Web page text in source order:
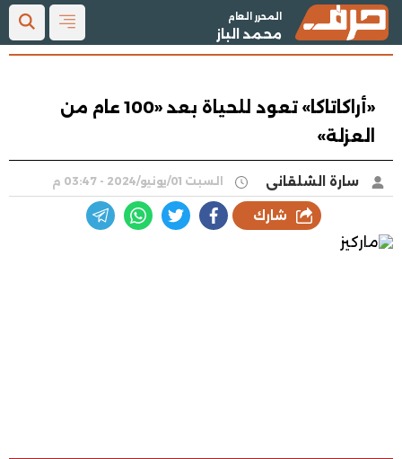
المحرر العام
محمد الباز
«أراكاتاكا» تعود للحياة بعد «100 عام من
العزلة»
سارة الشلقانى السبت 01/يونيو/2024 - 03:47 م
شارك